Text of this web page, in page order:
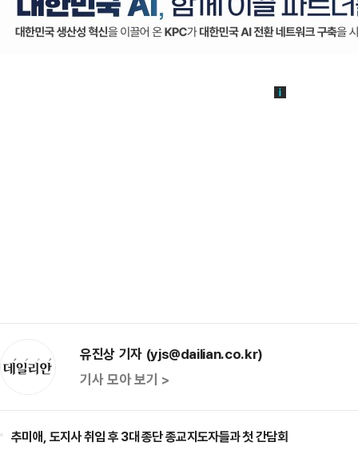
유진상 기자 (yjs@dailian.co.kr)
기사 모아 보기 >
추미애, 도지사 취임 후 3대 종단 종교지도자들과 첫 간담회